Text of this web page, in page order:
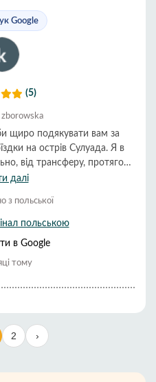
Google
(5)
zborowska
щиро подякувати вам за
на острів Сулуада. Я в
від трансферу, протягом
Їжа була смачною,
позитивних вражень
пам'яті. Ще раз дякую за ваш
далі
з польської
польською
в Google
тому
2 ›